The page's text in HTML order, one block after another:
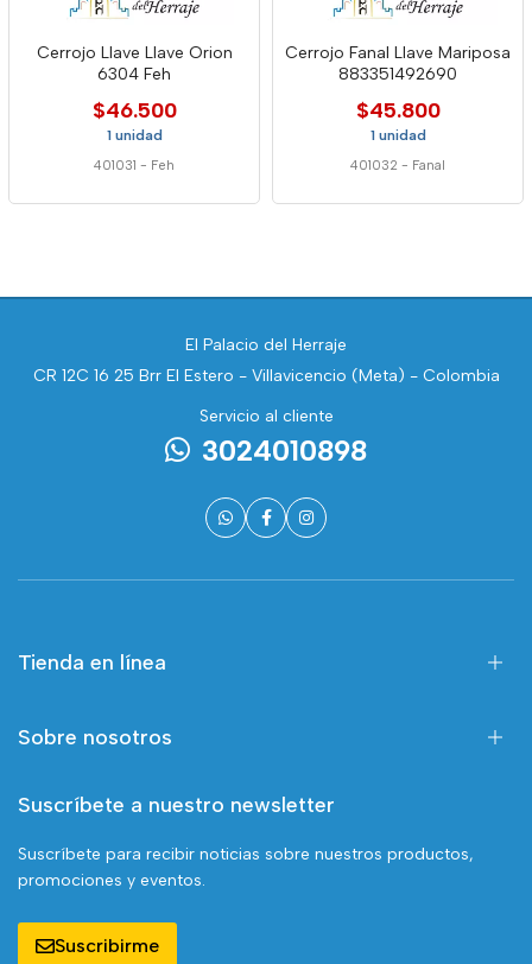
Cerrojo Llave Llave Orion
6304 Feh
$46.500
1 unidad
401031 - Feh
Cerrojo Fanal Llave Mariposa
883351492690
$45.800
1 unidad
401032 - Fanal
El Palacio del Herraje
CR 12C 16 25 Brr El Estero - Villavicencio (Meta) - Colombia
Servicio al cliente
3024010898
Tienda en línea
Sobre nosotros
Suscríbete a nuestro newsletter
Suscríbete para recibir noticias sobre nuestros productos,
promociones y eventos.
Suscribirme